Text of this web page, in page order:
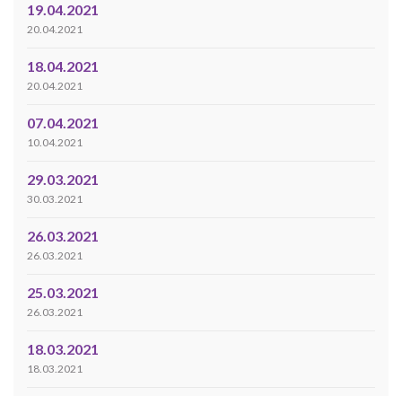
19.04.2021
20.04.2021
18.04.2021
20.04.2021
07.04.2021
10.04.2021
29.03.2021
30.03.2021
26.03.2021
26.03.2021
25.03.2021
26.03.2021
18.03.2021
18.03.2021